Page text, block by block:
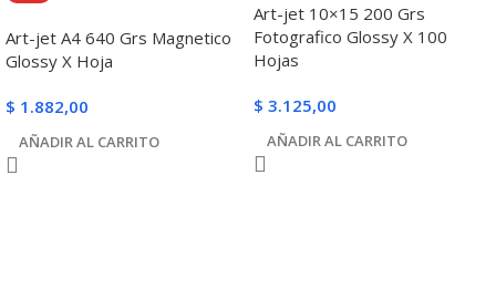
Art-jet A4 640 Grs Magnetico
Glossy X Hoja
$ 1.882,00
AÑADIR AL CARRITO
Art-jet 10×15 200 Grs
Fotografico Glossy X 100
Hojas
$ 3.125,00
AÑADIR AL CARRITO